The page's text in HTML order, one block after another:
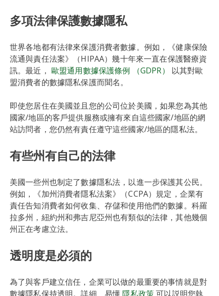
多項法律保護數據隱私
世界各地都有法律來保護消費者數據。例如，《健康保險
流通與責任法案》（HIPAA）幾十年來一直在保護醫療資
訊。最近， 歐盟通用數據保護條例 （GDPR）
以其對歐
盟消費者的數據隱私保護而聞名。
即使您居住在美國並且您的公司位於美國，如果您為其他
國家/地區的客戶提供服務或擁有來自這些國家/地區的網
站訪問者，您仍然有責任遵守這些國家/地區的隱私法。
有些州有自己的法律
美國一些州也制定了數據隱私法，以進一步保護其公民。
例如，《加州消費者隱私法案》（CCPA）規定，企業有
責任告知消費者如何收集、存儲和使用他們的數據。科羅
拉多州，紐約州和弗吉尼亞州也有類似的法律，其他幾個
州正在考慮立法。
透明度是必須的
為了與客戶建立信任，企業可以做的最重要的事情就是對
數據隱私保持透明。詳細、易懂隱私政策可以説明您執